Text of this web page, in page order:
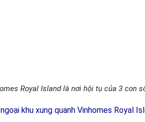
Royal Island là nơi hội tụ của 3 con
khu xung quanh Vinhomes Royal